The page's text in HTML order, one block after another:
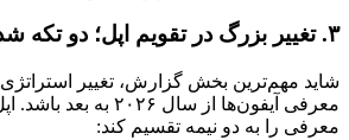
۳. تغییر بزرگ در تقویم اپل؛ دو تکه شدن مراسم‌ها
شاید مهم‌ترین بخش گزارش، تغییر
معرفی آیفون‌ها از سال
معرفی را به دو نیمه تقسیم کند: